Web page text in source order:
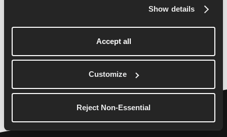
Show details
Accept all
Customize
Reject Non-Essential
26
2:18:50